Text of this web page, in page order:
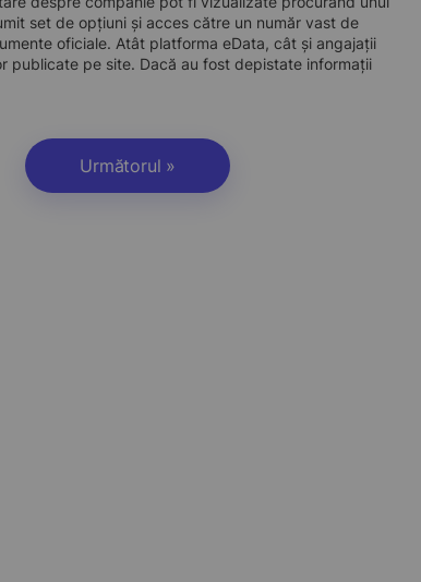
set de opțiuni și acces către un număr vast de
oficiale. Atât platforma eData, cât și angajații
publicate pe site. Dacă au fost depistate informații
Următorul »